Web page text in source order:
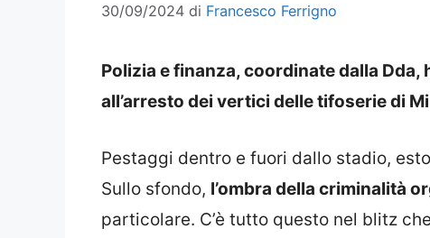
30/09/2024 di Francesco Ferrigno
Polizia e finanza, coordinate dalla
all’arresto dei vertici delle tifoserie di
Pestaggi dentro e fuori dallo stadio,
Sullo sfondo, l’ombra della criminalità
particolare. C’è tutto questo nel blitz